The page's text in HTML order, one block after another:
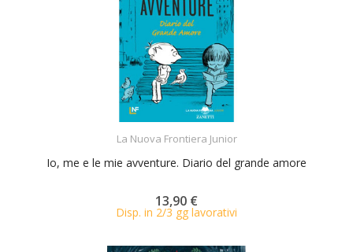
La Nuova Frontiera Junior
Io, me e le mie avventure. Diario del grande amore
13,90 €
Disp. in 2/3 gg lavorativi